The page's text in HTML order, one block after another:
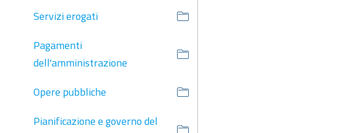
Servizi erogati
Pagamenti
dell'amministrazione
Opere pubbliche
Pianificazione e governo del